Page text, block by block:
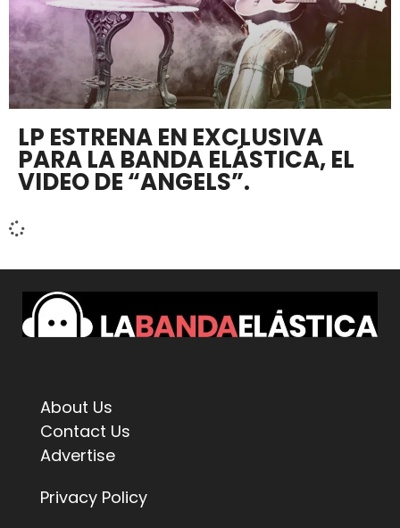
LP ESTRENA EN EXCLUSIVA
PARA LA BANDA ELÁSTICA, EL
VIDEO DE “ANGELS”.
About Us
Contact Us
Advertise
Privacy Policy